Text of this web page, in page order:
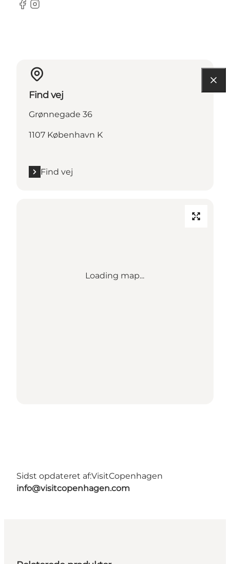
Facebook
Instagram
Find vej
Grønnegade 36
1107 København K
Find vej
Loading map...
Sidst opdateret af:VisitCopenhagen
info@visitcopenhagen.com